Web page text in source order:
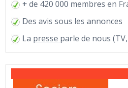
+ de 420 000 membres en
Des avis sous les annonces
La presse parle de nous